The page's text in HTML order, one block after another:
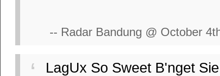
-- Radar Bandung @ October
LagUx So Sweet B'nget